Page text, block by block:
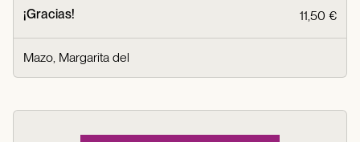
¡Gracias! 11,50 €
Mazo, Margarita del